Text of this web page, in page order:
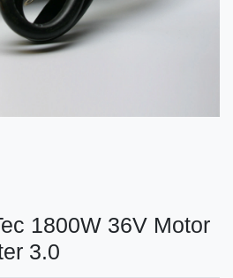
1800W 36V Motor
3.0